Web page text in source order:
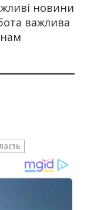
новини
важлива